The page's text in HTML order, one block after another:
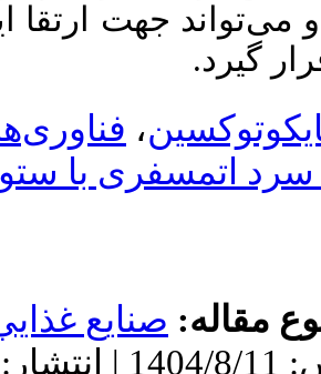
جهت ارتقا ایمنی و
،فناوری‌های
با ستون لایه
صنايع غذايي
دریافت: 1404/7/26 | پذیرش: 1404/8/11 | انتشار: